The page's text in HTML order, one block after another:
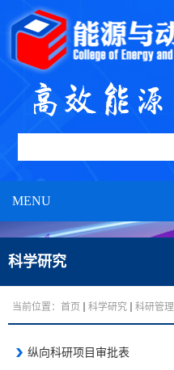
MENU
科学研究
当前位置： 首页 科学研究 科研管理
纵向科研项目审批表